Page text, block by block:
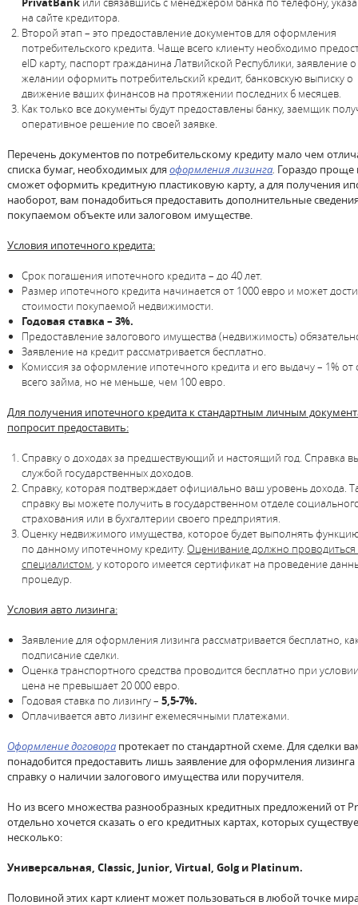
на сайте кредитора.
Второй этап – это предоставление документов для оформления
потребительского кредита. Чаще всего клиенту необходимо
eID карту, паспорт гражданина Латвийской Республики, заявление о
желании оформить потребительский кредит, банковскую выписку о
движение ваших финансов на протяжении последних 6 месяцев.
Как только все документы будут предоставлены банку, заемщик
оперативное решение по своей заявке.
Перечень документов по потребительскому кредиту мало чем
списка бумаг, необходимых для оформления лизинга. Гораздо проще
сможет оформить кредитную пластиковую карту, а для получения
наоборот, вам понадобиться предоставить дополнительные
покупаемом объекте или залоговом имуществе.
Условия ипотечного кредита:
Срок погашения ипотечного кредита – до 40 лет.
Размер ипотечного кредита начинается от 1000 евро и может
стоимости покупаемой недвижимости.
Годовая ставка – 3%.
Предоставление залогового имущества (недвижимость)
Заявление на кредит рассматривается бесплатно.
Комиссия за оформление ипотечного кредита и его выдачу – 1% от
всего займа, но не меньше, чем 100 евро.
Для получения ипотечного кредита к стандартным личным
попросит предоставить:
Справку о доходах за предшествующий и настоящий год. Справка
службой государственных доходов.
Справку, которая подтверждает официально ваш уровень дохода.
справку вы можете получить в государственном отделе
страхования или в бухгалтерии своего предприятия.
Оценку недвижимого имущества, которое будет выполнять
по данному ипотечному кредиту. Оценивание должно проводиться
специалистом, у которого имеется сертификат на проведение
процедур.
Условия авто лизинга:
Заявление для оформления лизинга рассматривается бесплатно,
подписание сделки.
Оценка транспортного средства проводится бесплатно при
цена не превышает 20 000 евро.
Годовая ставка по лизингу – 5,5-7%.
Оплачивается авто лизинг ежемесячными платежами.
Оформление договора протекает по стандартной схеме. Для сделки
понадобится предоставить лишь заявление для оформления лизинга
справку о наличии залогового имущества или поручителя.
Но из всего множества разнообразных кредитных предложений от
отдельно хочется сказать о его кредитных картах, которых
несколько:
Универсальная, Classic, Junior, Virtual, Golg и Platinum.
Половиной этих карт клиент может пользоваться в любой точке